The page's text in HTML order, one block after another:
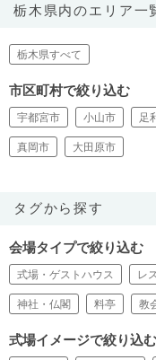
栃木県内のエリア一
栃木県すべて
市区町村で絞り込む
宇都宮市 小山市 足
真岡市 大田原市
タグから探す
会場タイプで絞り込む
式場・ゲストハウス レ
神社・仏閣 料亭 教
式場イメージで絞り込む